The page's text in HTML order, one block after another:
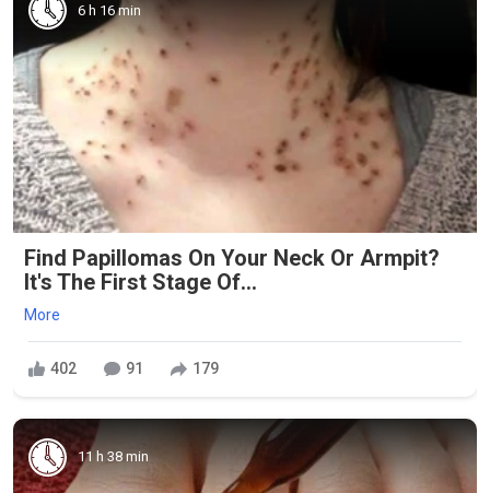
6 h 16 min
Find Papillomas On Your Neck Or Armpit?
It's The First Stage Of...
More
402 91 179
11 h 38 min